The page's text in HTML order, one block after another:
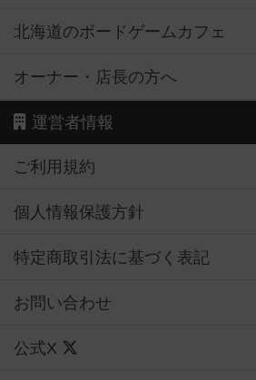
北海道のボードゲームカフェ
オーナー・店長の方へ
運営者情報
ご利用規約
個人情報保護方針
特定商取引法に基づく表記
お問い合わせ
公式X